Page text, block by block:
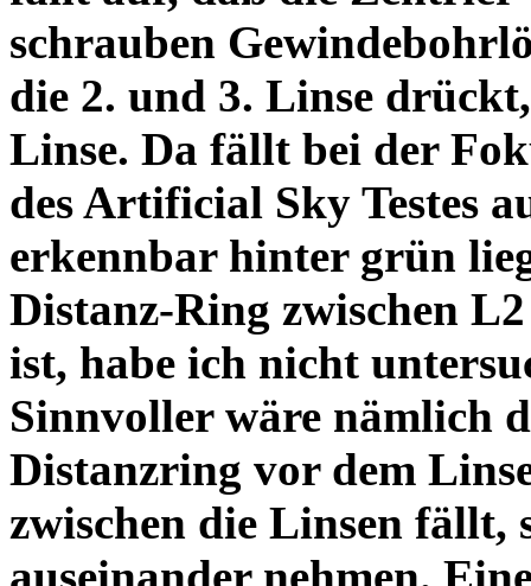
schrauben
die 2. und 3. Linse
Linse. Da fällt bei der
des Artificial Sky Testes
erkennbar hinter grün
Distanz-Ring zwischen
ist, habe ich nicht
Sinnvoller wäre nämlich
Distanzring vor dem
zwischen die Linsen fällt,
auseinander nehmen.